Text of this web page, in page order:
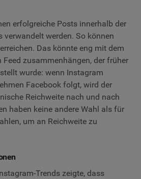
erfolgreiche Posts innerhalb der
verwandelt werden. So können
Das könnte eng mit dem
zusammenhängen, der früher
wurde: wenn Instagram
Facebook folgt, wird der
Reichweite nach und nach
haben keine andere Wahl als für
um an Reichweite zu
Trends zeigte, dass